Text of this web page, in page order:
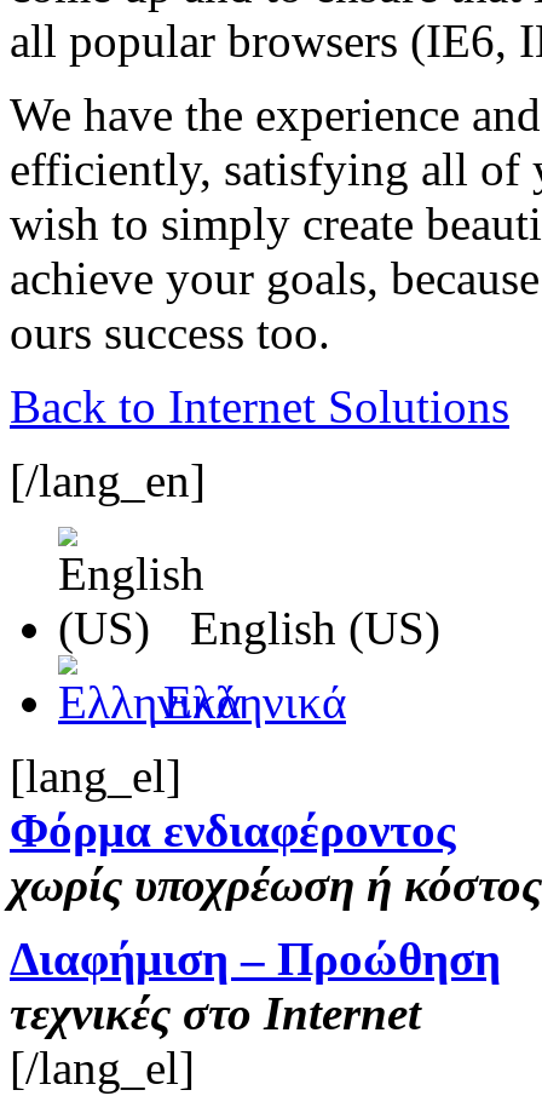
all popular browsers (IE6,
We have the experience
efficiently, satisfying all of
wish to simply create
achieve your goals,
ours success too.
Back to Internet Solutions
[/lang_en]
English (US)
Ελληνικά
[lang_el]
Φόρμα ενδιαφέροντος
χωρίς υποχρέωση ή κόστος
Διαφήμιση – Προώθηση
τεχνικές στο Internet
[/lang_el]